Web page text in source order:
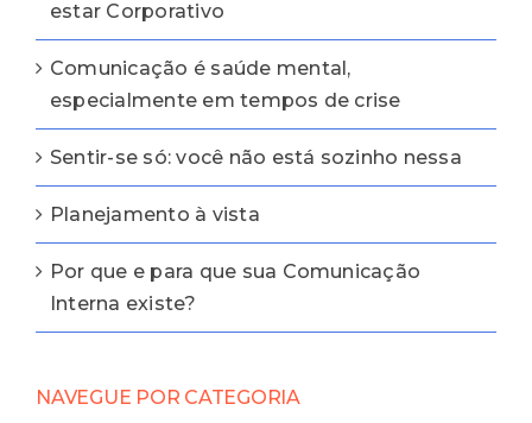
estar Corporativo
Comunicação é saúde mental,
especialmente em tempos de crise
Sentir-se só: você não está sozinho nessa
Planejamento à vista
Por que e para que sua Comunicação
Interna existe?
NAVEGUE POR CATEGORIA